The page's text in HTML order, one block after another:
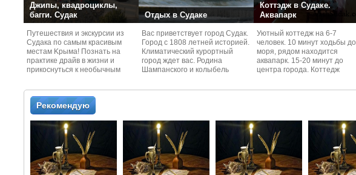
Джипы, квадроциклы,
багги. Судак
Путешествия и экскурcии из
Судaка по самым красивым
местам Kрыма! Познать на
практике драйв в жизни и
прикоснуться к необычным
Отдых в Судаке
Вас приветствует город Судак.
Город с 1808 летней историей.
Климатический курортный
город ждет вас. Родина
Шампанского и колыбель
Коттэдж в Судаке.
Аквапарк
Уютный коттедж на 6-7
человек. 10 минут ходьбы до
моря, рядом находится
аквапарк. 15-20 минут до
центра города. Коттедж
Рекомендую